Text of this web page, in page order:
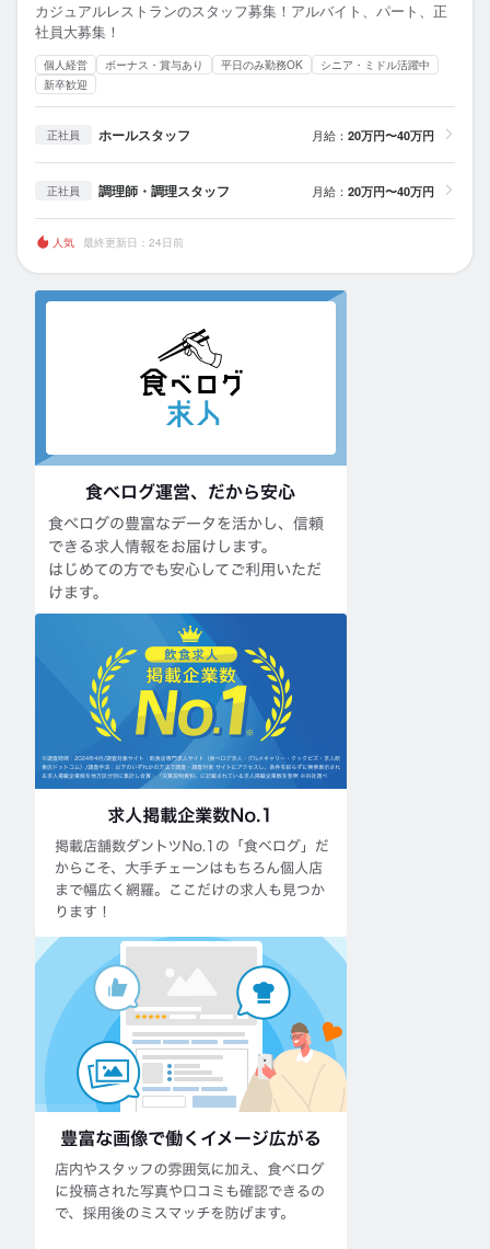
カジュアルレストランのスタッフ募集！アルバイト、パート、正
社員大募集！
個人経営 ボーナス・賞与あり 平日のみ勤務OK
シニア・ミドル活躍中
新卒歓迎
正社員 ホールスタッフ 月給： 20万円〜40万円
正社員 調理師・調理スタッフ 月給： 20万円〜40万円
人気 最終更新日：24日前